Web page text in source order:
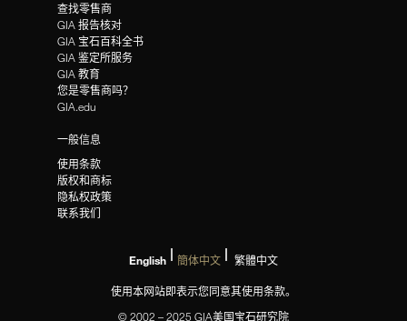
查找零售商
GIA 报告核对
GIA 宝石百科全书
GIA 鉴定所服务
GIA 教育
您是零售商吗？
GIA.edu
一般信息
使用条款
版权和商标
隐私权政策
联系我们
English 簡体中文 繁體中文
使用本网站即表示您同意其使用条款。
© 2002 – 2025 GIA美国宝石研究院